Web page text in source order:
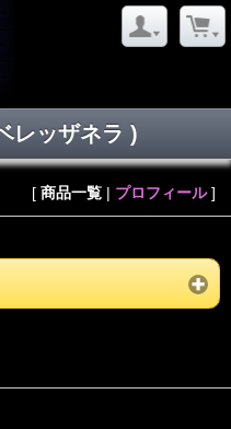
レッザネラ )
[ 商品一覧 | プロフィール]